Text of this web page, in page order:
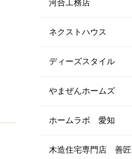
河合工務店
ネクストハウス
ディーズスタイル
やまぜんホームズ
ホームラボ 愛知
木造住宅専門店 善匠